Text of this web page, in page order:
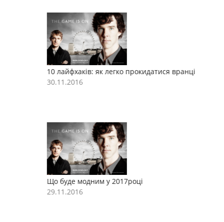
10 лайфхаків: як легко прокидатися вранці
30.11.2016
Що буде модним у 2017році
29.11.2016